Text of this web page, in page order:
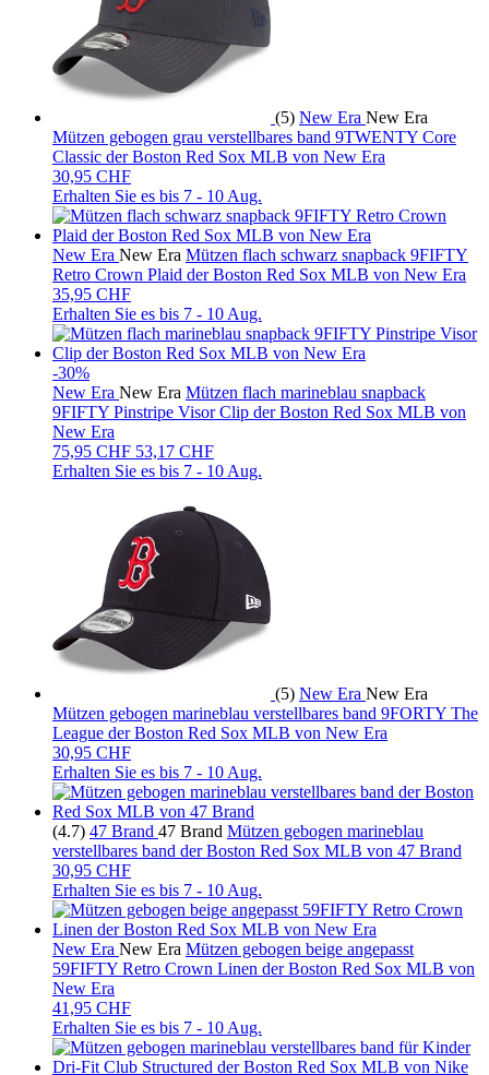
(5) New Era New Era
Mützen gebogen grau verstellbares band 9TWENTY Core
Classic der Boston Red Sox MLB von New Era
30,95 CHF
Erhalten Sie es bis 7 - 10 Aug.
New Era New Era Mützen flach schwarz snapback 9FIFTY
Retro Crown Plaid der Boston Red Sox MLB von New Era
35,95 CHF
Erhalten Sie es bis 7 - 10 Aug.
-30%
New Era New Era Mützen flach marineblau snapback
9FIFTY Pinstripe Visor Clip der Boston Red Sox MLB von
New Era
75,95 CHF 53,17 CHF
Erhalten Sie es bis 7 - 10 Aug.
(5) New Era New Era
Mützen gebogen marineblau verstellbares band 9FORTY The
League der Boston Red Sox MLB von New Era
30,95 CHF
Erhalten Sie es bis 7 - 10 Aug.
(4.7) 47 Brand 47 Brand Mützen gebogen marineblau
verstellbares band der Boston Red Sox MLB von 47 Brand
30,95 CHF
Erhalten Sie es bis 7 - 10 Aug.
New Era New Era Mützen gebogen beige angepasst
59FIFTY Retro Crown Linen der Boston Red Sox MLB von
New Era
41,95 CHF
Erhalten Sie es bis 7 - 10 Aug.